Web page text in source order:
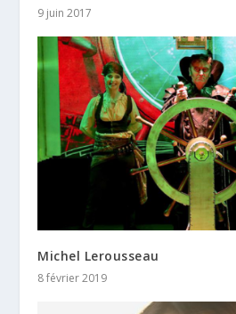
9 juin 2017
Michel Lerousseau
8 février 2019